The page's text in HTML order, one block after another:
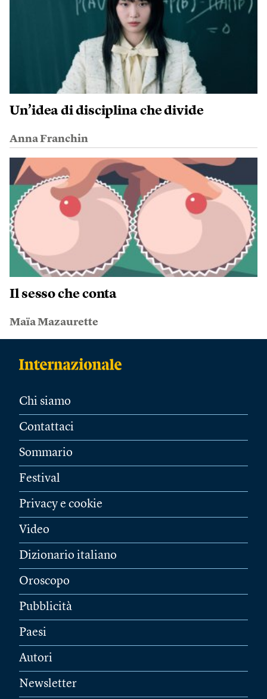
Un’idea di disciplina che divide
Anna Franchin
Il sesso che conta
Maïa Mazaurette
Chi siamo
Contattaci
Sommario
Festival
Privacy e cookie
Video
Dizionario italiano
Oroscopo
Pubblicità
Paesi
Autori
Newsletter